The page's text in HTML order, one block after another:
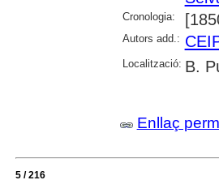
Cronologia:
Autors add.:
Localització: B.
Enllaç
5 / 216